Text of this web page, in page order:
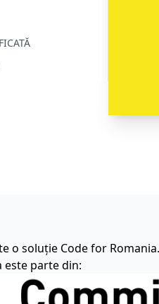
o soluție Code for Romania.
este parte din: